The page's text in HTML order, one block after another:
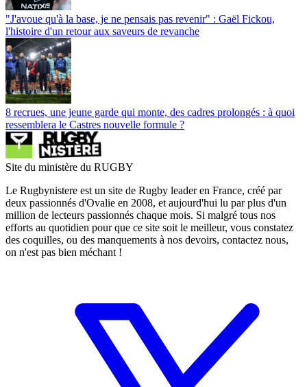
"J'avoue qu'à la base, je ne pensais pas revenir" : Gaël Fickou,
l'histoire d'un retour aux saveurs de revanche
8 recrues, une jeune garde qui monte, des cadres prolongés : à quoi
ressemblera le Castres nouvelle formule ?
Site du ministère du RUGBY
Le Rugbynistere est un site de Rugby leader en France, créé par
deux passionnés d'Ovalie en 2008, et aujourd'hui lu par plus d'un
million de lecteurs passionnés chaque mois. Si malgré tous nos
efforts au quotidien pour que ce site soit le meilleur, vous constatez
des coquilles, ou des manquements à nos devoirs, contactez nous,
on n'est pas bien méchant !